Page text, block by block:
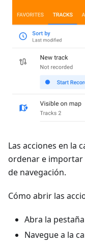
Las acciones en la
ordenar e importar
de navegación.
Cómo abrir las
Abra la
Navegue a la